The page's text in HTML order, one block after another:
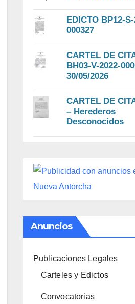
EDICTO BP12-
000327
CARTEL DE
BH03-V-2022-
30/05/2026
CARTEL DE
– Herederos
Desconocidos
Anuncios
Publicaciones Legales
Carteles y Edictos
Convocatorias